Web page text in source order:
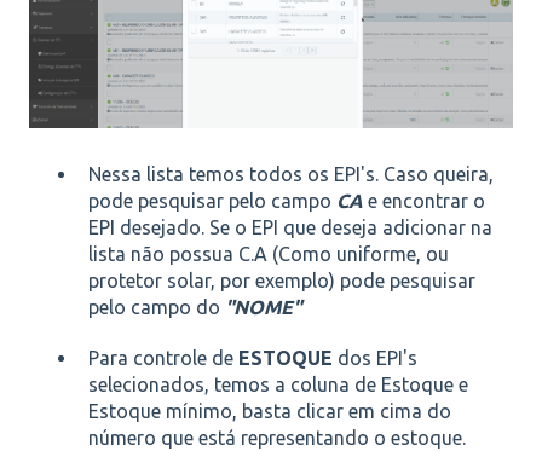
Nessa lista temos todos os EPI's. Caso queira,
pode pesquisar pelo campo CA e encontrar o
EPI desejado. Se o EPI que deseja adicionar na
lista não possua C.A (Como uniforme, ou
protetor solar, por exemplo) pode pesquisar
pelo campo do "NOME"
Para controle de ESTOQUE dos EPI's
selecionados, temos a coluna de Estoque e
Estoque mínimo, basta clicar em cima do
número que está representando o estoque.